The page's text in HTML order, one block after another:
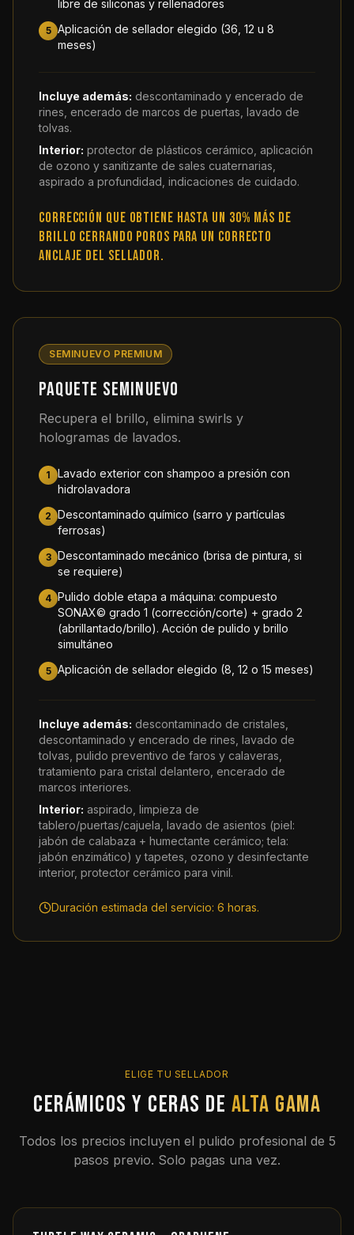
libre de siliconas y rellenadores
5 Aplicación de sellador elegido (36, 12 u 8
meses)
Incluye además: descontaminado y encerado de
rines, encerado de marcos de puertas, lavado de
tolvas.
Interior: protector de plásticos cerámico, aplicación
de ozono y sanitizante de sales cuaternarias,
aspirado a profundidad, indicaciones de cuidado.
Corrección que obtiene hasta un 30% más de
brillo cerrando poros para un correcto
anclaje del sellador.
SEMINUEVO PREMIUM
Paquete Seminuevo
Recupera el brillo, elimina swirls y
hologramas de lavados.
1
Lavado exterior con shampoo a presión con
hidrolavadora
2 Descontaminado químico (sarro y partículas
ferrosas)
3 Descontaminado mecánico (brisa de pintura, si
se requiere)
4 Pulido doble etapa a máquina: compuesto
SONAX© grado 1 (corrección/corte) + grado 2
(abrillantado/brillo). Acción de pulido y brillo
simultáneo
5 Aplicación de sellador elegido (8, 12 o 15 meses)
Incluye además: descontaminado de cristales,
descontaminado y encerado de rines, lavado de
tolvas, pulido preventivo de faros y calaveras,
tratamiento para cristal delantero, encerado de
marcos interiores.
Interior: aspirado, limpieza de
tablero/puertas/cajuela, lavado de asientos (piel:
jabón de calabaza + humectante cerámico; tela:
jabón enzimático) y tapetes, ozono y desinfectante
interior, protector cerámico para vinil.
Duración estimada del servicio: 6 horas.
ELIGE TU SELLADOR
Cerámicos y ceras de alta gama
Todos los precios incluyen el pulido profesional de 5
pasos previo. Solo pagas una vez.